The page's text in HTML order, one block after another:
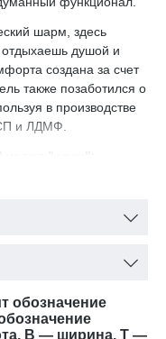
шарм, здесь
душой и
создана за счет
также позаботился о
в производстве
и ЛДМФ.
2150,мм высота – 1500,
мм высота – 2420, мм
обозначение
B — ширина, T —